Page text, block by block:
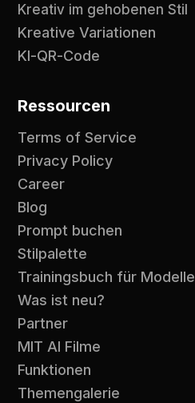
Kreativ im gehobenen Stil
Kreative Variationen
KI-QR-Code
Ressourcen
Terms of Service
Privacy Policy
Career
Blog
Prompt buchen
Stilpalette
Trainingsbuch für Modelle
Was ist neu?
Partner
MIT AI Filme
Funktionen
Themengalerie